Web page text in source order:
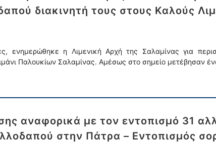
διακινητή τους στους Καλούς
ενημερώθηκε η Λιμενική Αρχή της Σαλαμίνας για
Παλουκίων Σαλαμίνας. Αμέσως στο σημείο μετέβησαν
αναφορικά με τον εντοπισμό 31
στην Πάτρα – Εντοπισμός